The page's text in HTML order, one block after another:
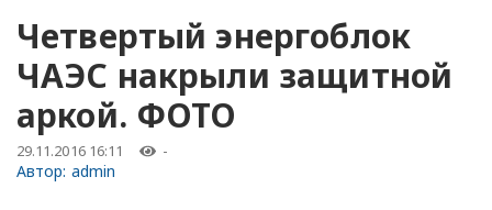
Четвертый энергоблок
ЧАЭС накрыли защитной
аркой. ФОТО
29.11.2016 16:11 -
Автор: admin